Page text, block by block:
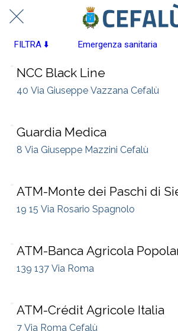
FILTRA ⬇️ Emergenza sanitaria
NCC Black Line
40 Via Giuseppe Vazzana Cefalù
Guardia Medica
8 Via Giuseppe Mazzini Cefalù
ATM-Monte dei Paschi di
19 15 Via Rosario Spagnolo
ATM-Banca Agricola
139 137 Via Roma
ATM-Crédit Agricole Italia
7 Via Roma Cefalù